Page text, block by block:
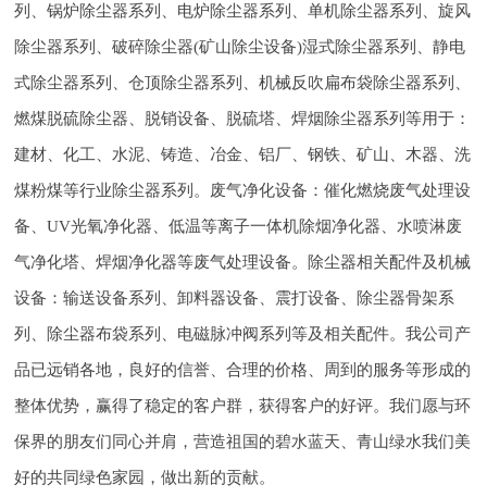
列、锅炉除尘器系列、电炉除尘器系列、单机除尘器系列、旋风
除尘器系列、破碎除尘器(矿山除尘设备)湿式除尘器系列、静电
式除尘器系列、仓顶除尘器系列、机械反吹扁布袋除尘器系列、
燃煤脱硫除尘器、脱销设备、脱硫塔、焊烟除尘器系列等用于：
建材、化工、水泥、铸造、冶金、铝厂、钢铁、矿山、木器、洗
煤粉煤等行业除尘器系列。废气净化设备：催化燃烧废气处理设
备、UV光氧净化器、低温等离子一体机除烟净化器、水喷淋废
气净化塔、焊烟净化器等废气处理设备。除尘器相关配件及机械
设备：输送设备系列、卸料器设备、震打设备、除尘器骨架系
列、除尘器布袋系列、电磁脉冲阀系列等及相关配件。我公司产
品已远销各地，良好的信誉、合理的价格、周到的服务等形成的
整体优势，赢得了稳定的客户群，获得客户的好评。我们愿与环
保界的朋友们同心并肩，营造祖国的碧水蓝天、青山绿水我们美
好的共同绿色家园，做出新的贡献。